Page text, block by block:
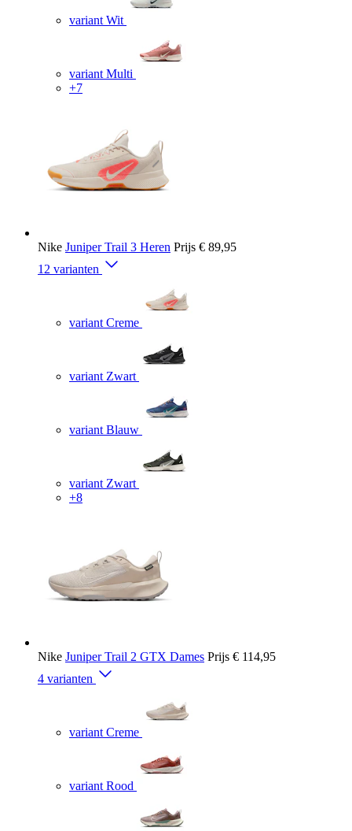
variant Wit
variant Multi
+7
Nike Juniper Trail 3 Heren Prijs € 89,95
12 varianten
variant Creme
variant Zwart
variant Blauw
variant Zwart
+8
Nike Juniper Trail 2 GTX Dames Prijs € 114,95
4 varianten
variant Creme
variant Rood